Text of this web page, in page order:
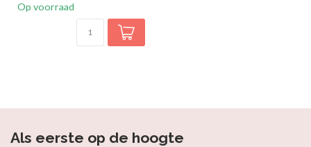
Op voorraad
Als eerste op de hoogte